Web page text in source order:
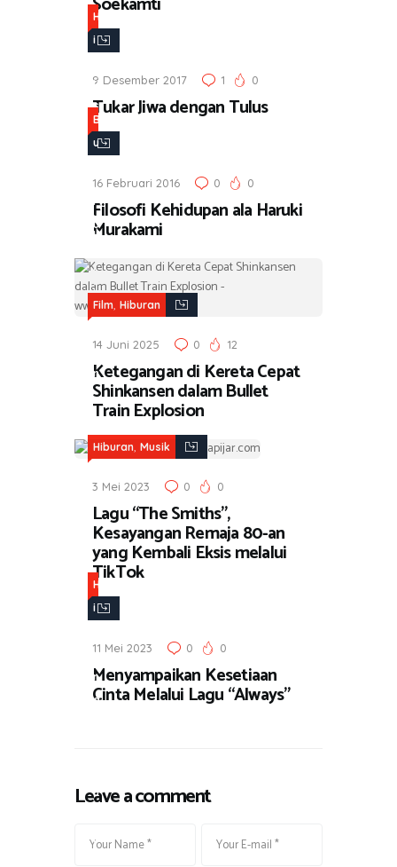
n
,
u
s
i
k
H
i
u
r
a
n
,
M
u
i
k
9 Desember 2017 1 0
Tukar Jiwa dengan Tulus
B
u
u
,
H
b
u
a
n
16 Februari 2016 0 0
Filosofi Kehidupan ala Haruki
Murakami
Film, Hiburan
14 Juni 2025 0 12
Ketegangan di Kereta Cepat
Shinkansen dalam Bullet
Train Explosion
Hiburan, Musik
3 Mei 2023 0 0
Lagu “The Smiths”,
Kesayangan Remaja 80-an
yang Kembali Eksis melalui
TikTok
H
i
u
r
a
u
i
11 Mei 2023 0 0
Menyampaikan Kesetiaan
Cinta Melalui Lagu “Always”
Leave a comment